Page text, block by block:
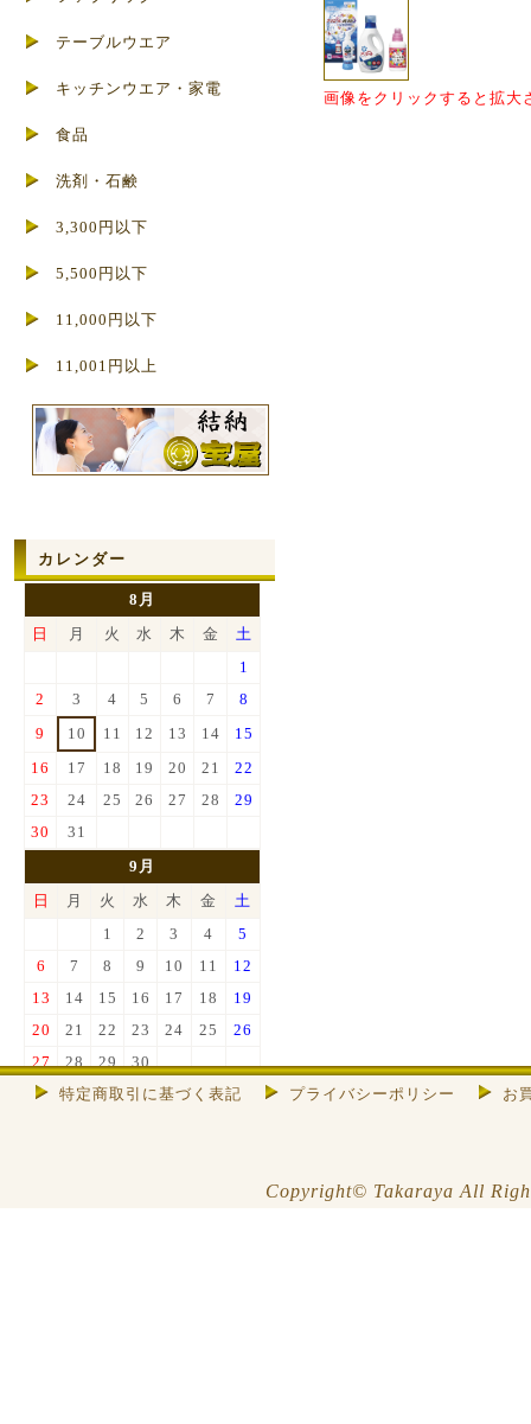
画像をクリックすると拡大
テーブルウエア
キッチンウエア・家電
食品
洗剤・石鹸
3,300円以下
5,500円以下
11,000円以下
11,001円以上
カレンダー
8月
日
月 火 水 木 金
土
1
2
3 4 5 6 7
8
9
10 11 12 13 14
15
16
17 18 19 20 21
22
23
24 25 26 27 28
29
30
31
9月
日
月 火 水 木 金
土
1
2 3 4
5
6
7 8 9 10 11
12
13
14 15 16 17 18
19
20
21 22 23 24 25
26
27
28 29 30
特定商取引に基づく表記 プライバシーポリシー お
Copyright© Takaraya All